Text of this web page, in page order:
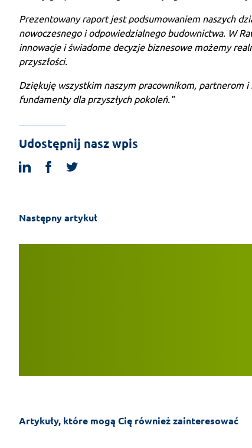
Prezentowany raport jest podsumowaniem naszych
nowoczesnego i odpowiedzialnego budownictwa. W
innowacje i świadome decyzje biznesowe możemy
przyszłości.
Dziękuję wszystkim naszym pracownikom, partnerom
fundamenty dla przyszłych pokoleń."
Udostępnij nasz wpis
linkedinfacebook
Następny artykuł
Artykuły, które mogą Cię również zainteresować